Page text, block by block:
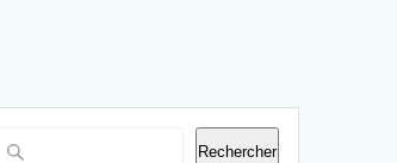
Rechercher